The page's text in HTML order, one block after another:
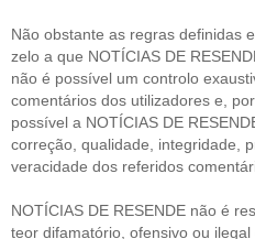
Não obstante as regras definidas
zelo a que NOTÍCIAS DE
não é possível um controlo
comentários dos utilizadores e,
possível a NOTÍCIAS DE
correção, qualidade, integridade,
veracidade dos referidos
NOTÍCIAS DE RESENDE não é
teor difamatório, ofensivo ou ilegal